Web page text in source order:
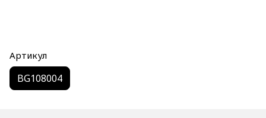
Артикул
BG108004